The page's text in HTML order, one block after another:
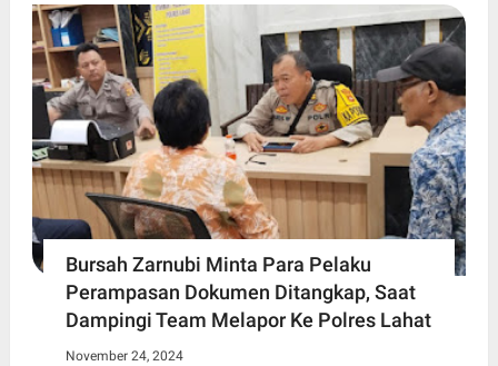
Bursah Zarnubi Minta Para Pelaku
Perampasan Dokumen Ditangkap, Saat
Dampingi Team Melapor Ke Polres Lahat
November 24, 2024